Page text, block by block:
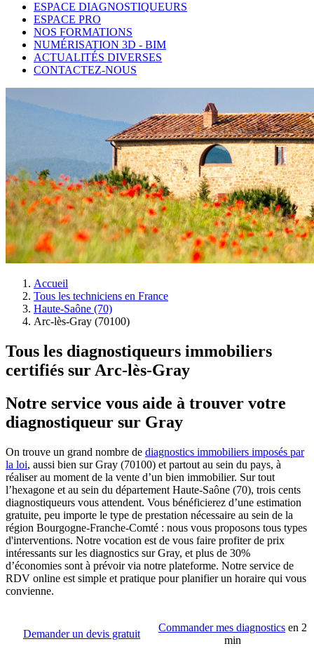
ESPACE DIAGNOSTIQUEURS
ESPACE PRO
NOS FORMATIONS
NUMÉRISATION 3D - BIM
ACTUALITÉS DIVERSES
CONTACTEZ-NOUS
Accueil
Tous les techniciens en France
Haute-Saône (70)
Arc-lès-Gray (70100)
Tous les diagnostiqueurs immobiliers
certifiés sur Arc-lès-Gray
Notre service vous aide à trouver votre
diagnostiqueur sur Gray
On trouve un grand nombre de diagnostics immobiliers imposés par
la loi, aussi bien sur Gray (70100) et partout au sein du pays, à
réaliser au moment de la vente d’un bien immobilier. Sur tout
l’hexagone et au sein du département Haute-Saône (70), trois cents
diagnostiqueurs vous attendent. Vous bénéficierez d’une estimation
gratuite, peu importe le type de prestation nécessaire au sein de la
région Bourgogne-Franche-Comté : nous vous proposons tous types
d'interventions. Notre vocation est de vous faire profiter de prix
intéressants sur les diagnostics sur Gray, et plus de 30%
d’économies sont à prévoir via notre plateforme. Notre service de
RDV online est simple et pratique pour planifier un horaire qui vous
convienne.
Demander un devis gratuit
Commander mes diagnostics en 2
min